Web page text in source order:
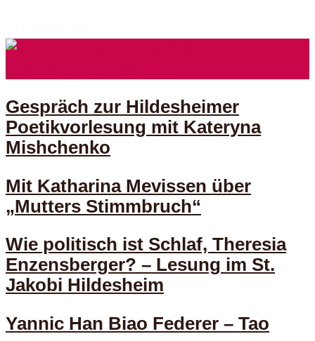
Gespräch zur Hildesheimer
Poetikvorlesung mit Kateryna
Mishchenko
Mit Katharina Mevissen über
„Mutters Stimmbruch“
Wie politisch ist Schlaf, Theresia
Enzensberger? – Lesung im St.
Jakobi Hildesheim
Yannic Han Biao Federer – Tao